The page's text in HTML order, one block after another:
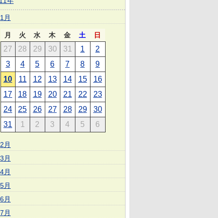
1月
月 火 水 木 金 土 日
27 28 29 30 31 1
2
3
4 5 6 7 8
9
10
11 12 13 14 15
16
17
18 19 20 21 22
23
24
25 26 27 28 29
30
31
1 2 3 4 5 6
2月
3月
4月
5月
6月
7月